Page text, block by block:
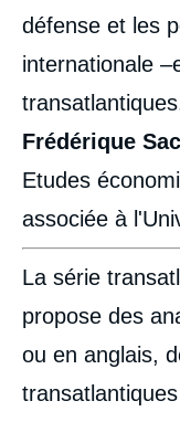
défense et les
internationale
Frédérique
Etudes
associée à
La série
propose des
ou en anglais,